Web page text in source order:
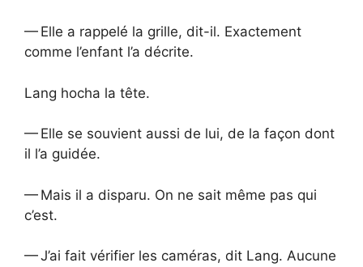
— Elle a rappelé la grille, dit-il. Exactement
comme l’enfant l’a décrite.
Lang hocha la tête.
— Elle se souvient aussi de lui, de la façon dont
il l’a guidée.
— Mais il a disparu. On ne sait même pas qui
c’est.
— J’ai fait vérifier les caméras, dit Lang. Aucune